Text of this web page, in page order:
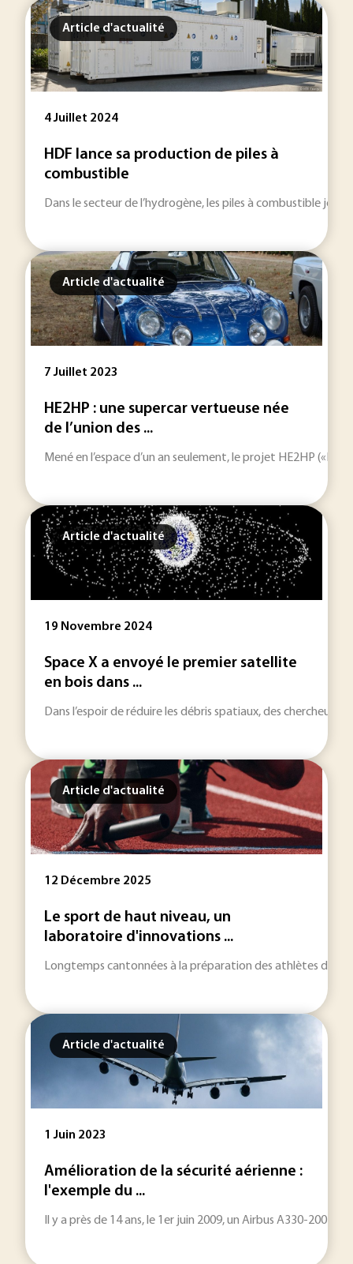
Article d'actualité
4 Juillet 2024
HDF lance sa production de piles à
combustible
Dans le secteur de l’hydrogène, les piles à combustible
Article d'actualité
7 Juillet 2023
HE2HP : une supercar vertueuse née
de l’union des ...
Mené en l’espace d’un an seulement, le projet HE2HP
Article d'actualité
19 Novembre 2024
Space X a envoyé le premier satellite
en bois dans ...
Dans l’espoir de réduire les débris spatiaux, des
Article d'actualité
12 Décembre 2025
Le sport de haut niveau, un
laboratoire d'innovations ...
Longtemps cantonnées à la préparation des athlètes
Article d'actualité
1 Juin 2023
Amélioration de la sécurité aérienne :
l'exemple du ...
Il y a près de 14 ans, le 1er juin 2009, un Airbus A330-200